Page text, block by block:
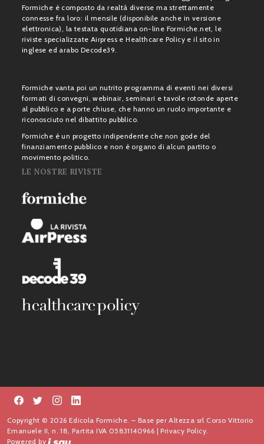
Formiche è composto da realtà diverse ma strettamente
connesse fra loro: il mensile (disponibile anche in versione
elettronica), la testata quotidiana on-line Formiche.net, le
riviste specializzate Airpress e Healthcare Policy e il sito in
inglese ed arabo Decode39.
Formiche vanta poi un nutrito programma di eventi nei diversi
formati di convegni, webinair, seminari e tavole rotonde aperte
al pubblico e a porte chiuse, che hanno un ruolo importante e
riconosciuto nel dibattito pubblico.
Formiche è un progetto indipendente che non gode del
finanziamento pubblico e non è organo di alcun partito o
movimento politico.
LE NOSTRE RIVISTE
Copyright © 2026 Edicola Formiche. – Base per Altezza srl Corso Vittorio
Emanuele II, n. 18, Partita IVA 05831140966 |Privacy Policy.
Powered by